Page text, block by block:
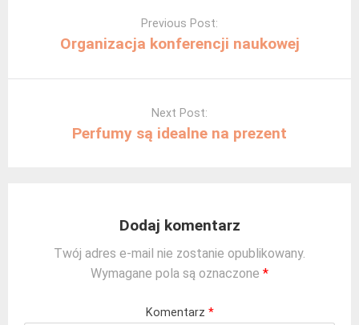
Previous Post:
Organizacja konferencji naukowej
Next Post:
Perfumy są idealne na prezent
Dodaj komentarz
Twój adres e-mail nie zostanie opublikowany.
Wymagane pola są oznaczone *
Komentarz *